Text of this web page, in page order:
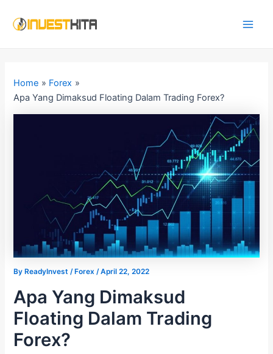
Home
Forex
Apa Yang Dimaksud Floating Dalam Trading Forex?
By ReadyInvest/ Forex /April 22, 2022
Apa Yang Dimaksud
Floating Dalam Trading
Forex?
navigation